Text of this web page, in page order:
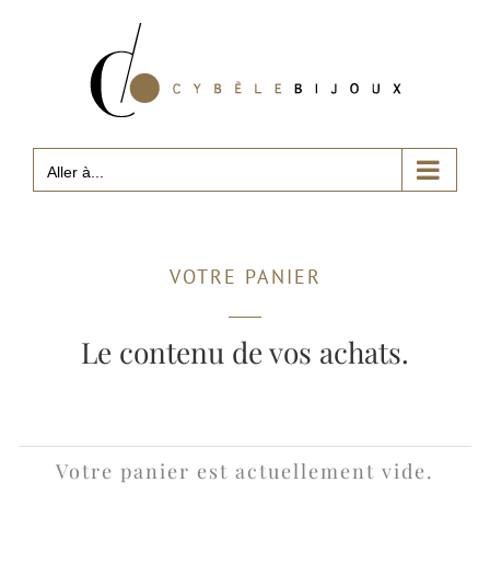
Aller à...
VOTRE PANIER
Le contenu de vos achats.
Votre panier est actuellement vide.